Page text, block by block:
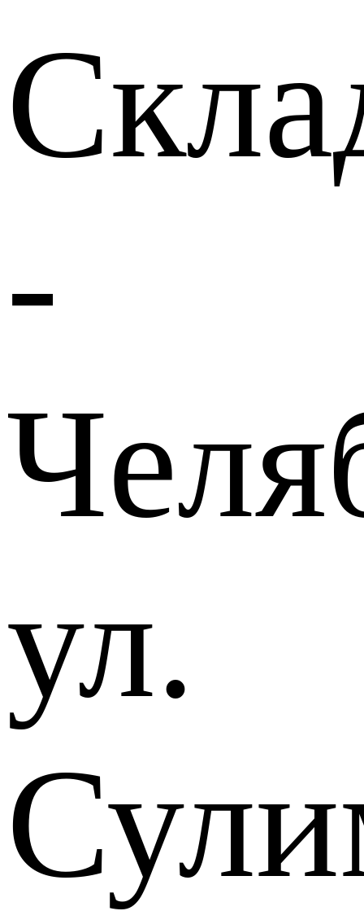
-
ул.